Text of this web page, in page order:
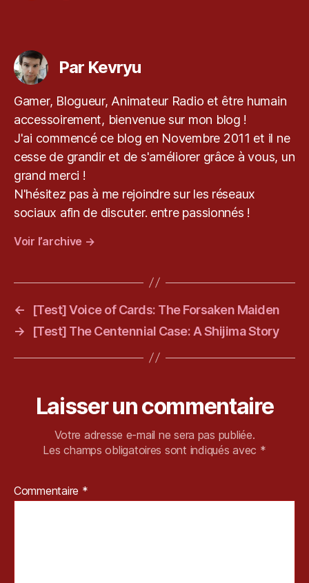
v
r
y
u.
o
m
,
le
bl
g
d
e
e
r
y
u ,
P
R
e
r
Par Kevryu
Gamer, Blogueur, Animateur Radio et être humain
accessoirement, bienvenue sur mon blog !
J'ai commencé ce blog en Novembre 2011 et il ne
cesse de grandir et de s'améliorer grâce à vous, un
grand merci !
N'hésitez pas à me rejoindre sur les réseaux
sociaux afin de discuter. entre passionnés !
Voir l’archive →
←
[Test] Voice of Cards: The Forsaken Maiden
→
[Test] The Centennial Case: A Shijima Story
Laisser un commentaire
Votre adresse e-mail ne sera pas publiée.
Les champs obligatoires sont indiqués avec *
Commentaire *